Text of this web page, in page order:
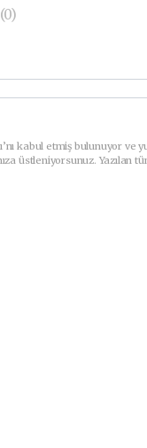
(0)
kabul etmiş bulunuyor ve
üstleniyorsunuz.